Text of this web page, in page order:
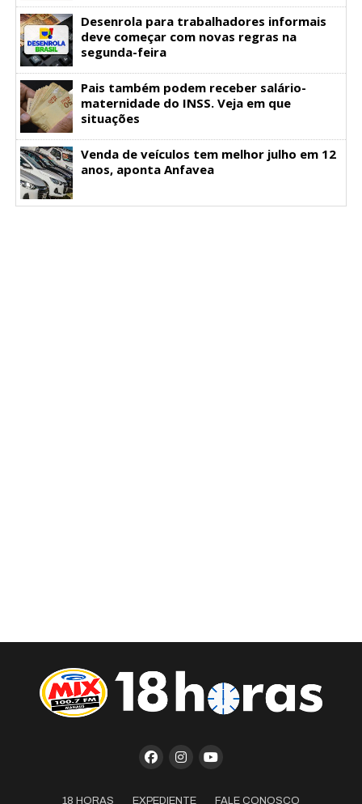
Desenrola para trabalhadores informais
deve começar com novas regras na
segunda-feira
Pais também podem receber salário-
maternidade do INSS. Veja em que
situações
Venda de veículos tem melhor julho em 12
anos, aponta Anfavea
18 HORAS EXPEDIENTE FALE CONOSCO